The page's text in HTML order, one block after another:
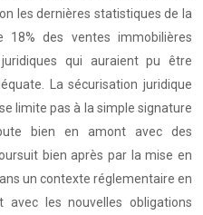
les dernières statistiques de la
18% des ventes immobilières
qui auraient pu être
La sécurisation juridique
limite pas à la simple signature
bien en amont avec des
bien après par la mise en
un contexte réglementaire en
avec les nouvelles obligations